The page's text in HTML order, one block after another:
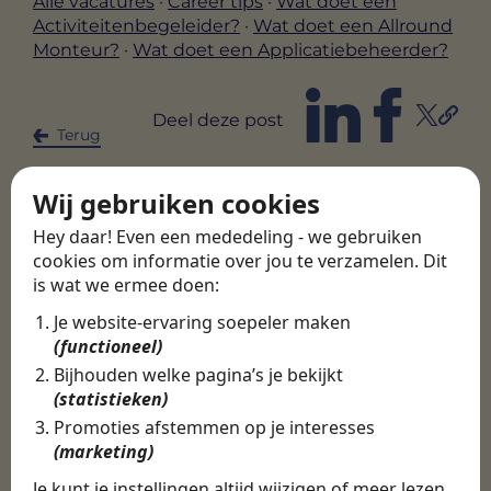
Wij gebruiken cookies
Hey daar! Even een mededeling - we gebruiken
cookies om informatie over jou te verzamelen. Dit
is wat we ermee doen:
Je website-ervaring soepeler maken
(functioneel)
Bijhouden welke pagina’s je bekijkt
(statistieken)
Promoties afstemmen op je interesses
(marketing)
Activiteitenbegeleider? · Wat doet een Allround
Monteur? · Wat doet een Applicatiebeheerder?
Terug
Deel deze post
Swipe gratis
naar jouw droombaan!
Onze app is volledig gratis voor jou. Swipe
door vacatures, bedrijven en video’s in de